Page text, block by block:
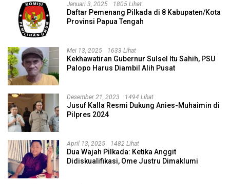
Januari 3, 2025 1805 Lihat
Daftar Pemenang Pilkada di 8 Kabupaten/Kota
Provinsi Papua Tengah
Mei 13, 2025 1633 Lihat
Kekhawatiran Gubernur Sulsel Itu Sahih, PSU
Palopo Harus Diambil Alih Pusat
Desember 21, 2023 1494 Lihat
Jusuf Kalla Resmi Dukung Anies-Muhaimin di
Pilpres 2024
April 13, 2025 1482 Lihat
Dua Wajah Pilkada: Ketika Anggit
Didiskualifikasi, Ome Justru Dimaklumi